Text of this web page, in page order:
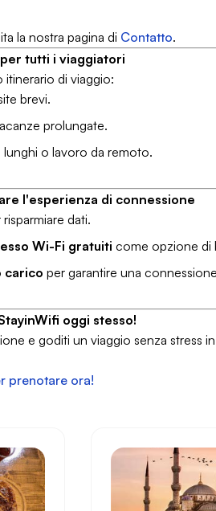
la nostra pagina di Contatto.
tutti i viaggiatori
di viaggio:
brevi.
prolungate.
lunghi o lavoro da remoto.
l'esperienza di connessione
risparmiare dati.
Wi-Fi gratuiti come opzione di
carico per garantire una
oggi stesso!
e goditi un viaggio senza stress
prenotare ora!